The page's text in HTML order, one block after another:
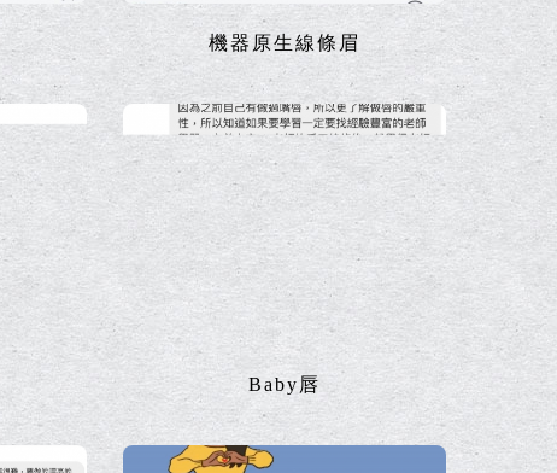
機器原生線條眉
Baby唇